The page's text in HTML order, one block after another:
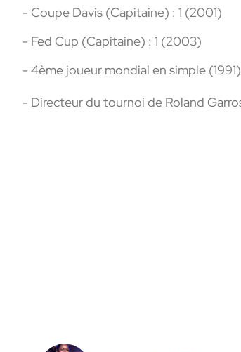
- Coupe Davis (Capitaine) : 1 (2001)
- Fed Cup (Capitaine) : 1 (2003)
- 4ème joueur mondial en simple (1991)
- Directeur du tournoi de Roland